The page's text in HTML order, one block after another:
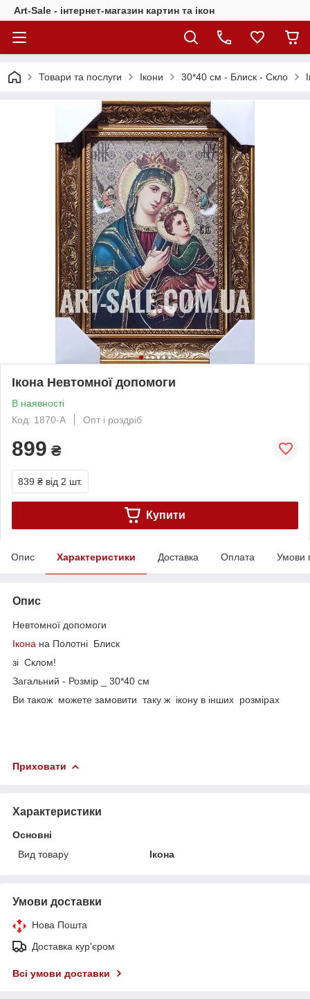
Art-Sale - інтернет-магазин картин та ікон
Товари та послуги Ікони 30*40 см - Блиск - Скло
Ікона Невтомної допомоги
В наявності
Код: 1870-A
Опт і роздріб
899 ₴
839 ₴ від 2 шт.
Купити
Опис Характеристики Доставка Оплата Умови
Опис
Невтомної допомоги
Ікона на Полотні Блиск
зі Склом!
Загальний - Розмір _ 30*40 см
Ви також можете замовити таку ж ікону в інших розмірах
Приховати
Характеристики
Основні
Вид товару
Ікона
Умови доставки
Нова Пошта
Доставка кур'єром
Всі умови доставки